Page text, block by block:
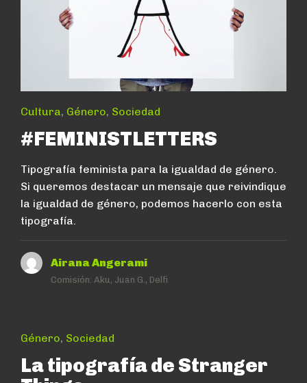
Cultura, Género, Sociedad
#FEMINISTLETTERS
Tipografía feminista para la igualdad de género.
Si queremos destacar un mensaje que reivindique
la igualdad de género, podemos hacerlo con esta
tipografía.
Airana Angerami
Comisión: Aku, Juan G., Delfi
Género, Sociedad
La tipografía de Stranger